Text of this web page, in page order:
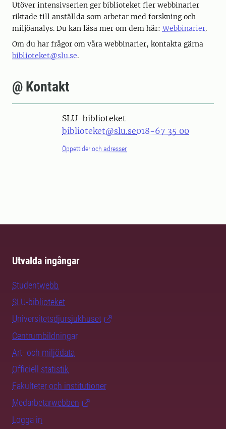
Utöver intensivserien ger biblioteket fler webbinarier
riktade till anställda som arbetar med forskning och
miljöanalys. Du kan läsa mer om dem här:Webbinarier.
Om du har frågor om våra webbinarier, kontakta gärna
biblioteket@slu.se.
@ Kontakt
SLU-biblioteket
biblioteket@slu.se018-67 35 00
Öppettider och adresser
Utvalda ingångar
Studentwebb
SLU-biblioteket
Universitetsdjursjukhuset
Centrumbildningar
Art- och miljödata
Officiell statistik
Fakulteter och institutioner
Medarbetarwebben
Logga in